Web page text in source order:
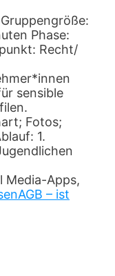
Phase:
Recht/
sensible
Fotos;
1.
Media-Apps,
AGB – ist